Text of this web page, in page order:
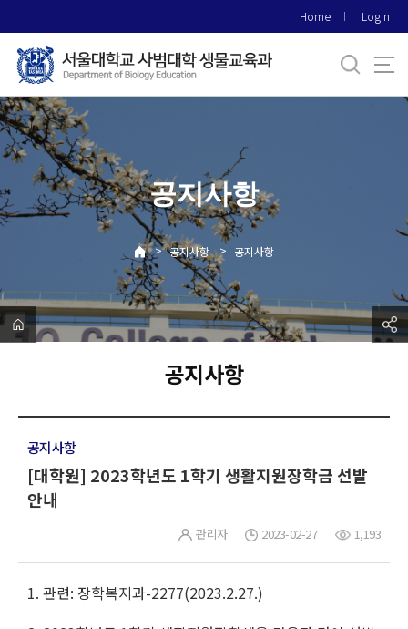
로
메
뉴
Home Login
공지사항
> 공지사항 > 공지사항
공지사항
공지사항
[대학원] 2023학년도 1학기 생활지원장학금 선발
안내
관리자 2023-02-27 1,193
1. 관련: 장학복지과-2277(2023.2.27.)